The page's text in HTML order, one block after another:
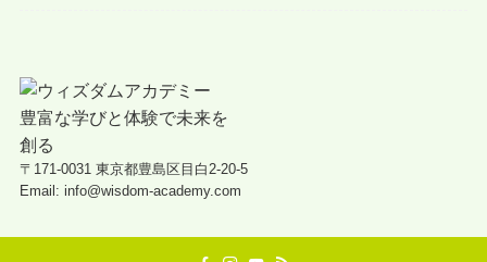
〒171-0031 東京都豊島区目白2-20-5
Email: info@wisdom-academy.com